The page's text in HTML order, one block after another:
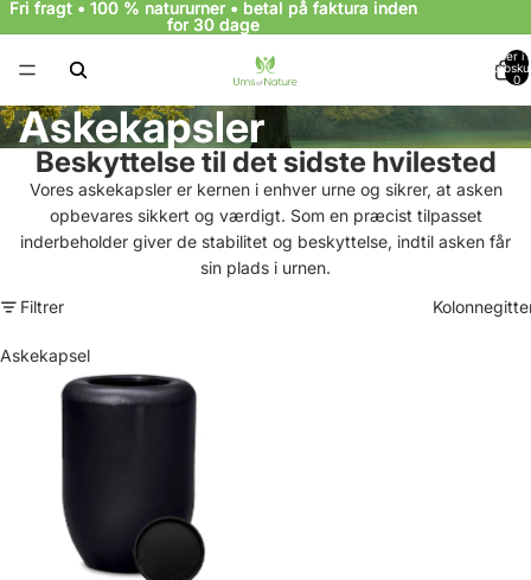
Fri fragt • 100 % natururner • betal på faktura inden
for 30 dage
Fri fragt • 100 % natururner • betal på faktura inden
for 30 dage
Varer i
0
Askekapsler
Beskyttelse til det sidste hvilested
Vores askekapsler er kernen i enhver urne og sikrer, at asken
opbevares sikkert og værdigt. Som en præcist tilpasset
inderbeholder giver de stabilitet og beskyttelse, indtil asken får
sin plads i urnen.
Filtrer
Askekapsel